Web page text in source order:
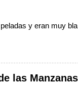
y eran muy
las